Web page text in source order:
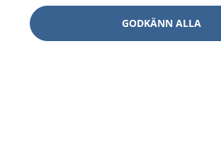
GODKÄNN ALLA